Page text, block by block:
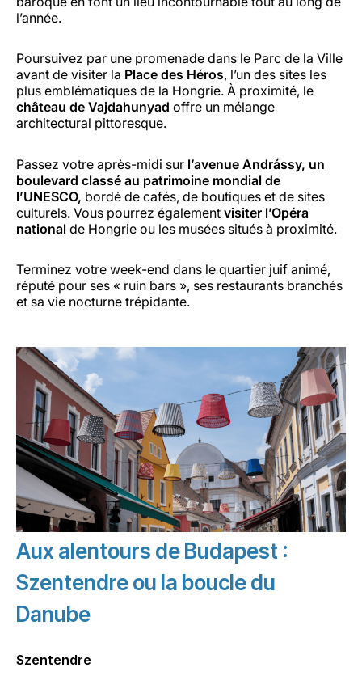
l’année.
Poursuivez par une promenade dans le Parc de la Ville
avant de visiter la Place des Héros, l’un des sites les
plus emblématiques de la Hongrie. À proximité, le
château de Vajdahunyad offre un mélange
architectural pittoresque.
Passez votre après-midi sur l’avenue Andrássy, un
boulevard classé au patrimoine mondial de
l’UNESCO, bordé de cafés, de boutiques et de sites
culturels. Vous pourrez également visiter l’Opéra
national de Hongrie ou les musées situés à proximité.
Terminez votre week-end dans le quartier juif animé,
réputé pour ses « ruin bars », ses restaurants branchés
et sa vie nocturne trépidante.
Aux alentours de Budapest :
Szentendre ou la boucle du
Danube
Szentendre